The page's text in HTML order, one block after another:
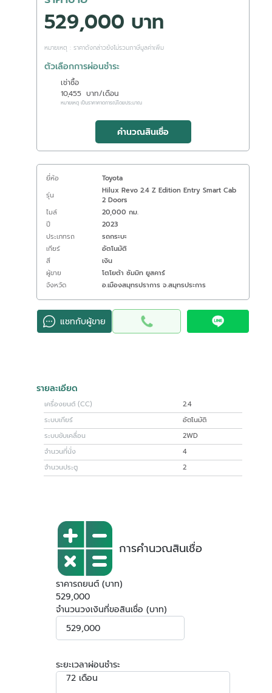
529,000 บาท
หมายเหตุ : ราคาดังกล่าวยังไม่รวมภาษีมูลค่าเพิ่ม
ตัวเลือกการผ่อนชำระ
เช่าซื้อ
10,455 บาท/เดือน
หมายเหตุ เป็นราคาคาดการณ์โดยประมาณ
คำนวณสินเชื่อ
ยี่ห้อ
Toyota
รุ่น
Hilux Revo 2.4 Z Edition Entry Smart Cab
2 Doors
ไมล์
20,000 กม.
ปี
2023
ประเภทรถ
รถกระบะ
เกียร์
อัตโนมัติ
สี
เงิน
ผู้ขาย
โตโยต้า ซัมมิท ยูสคาร์
จังหวัด
อ.เมืองสมุทรปราการ จ.สมุทรประการ
แชทกับผู้ขาย
รายละเอียด
เครื่องยนต์ (CC)
2.4
ระบบเกียร์
อัตโนมัติ
ระบบขับเคลื่อน
2WD
จำนวนที่นั่ง
4
จำนวนประตู
2
การคำนวณสินเชื่อ
ราคารถยนต์ (บาท)
529,000
จำนวนวงเงินที่ขอสินเชื่อ (บาท)
ระยะเวลาผ่อนชำระ
72 เดือน